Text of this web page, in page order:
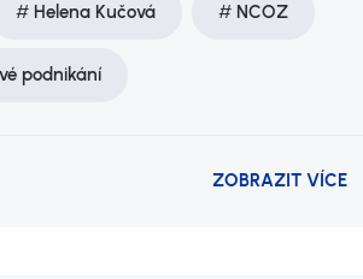
Helena Kučová NCOZ
podnikání
ZOBRAZIT VÍCE